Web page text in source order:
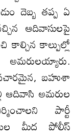
దెబ్బ తప్ప ఏ
ఆదివాసులపై
కాల్చిన కాల్పుల్లో
బహుశా
ఆదివాసి అమరుల
పార్టీ
మీద పోలీస్‌